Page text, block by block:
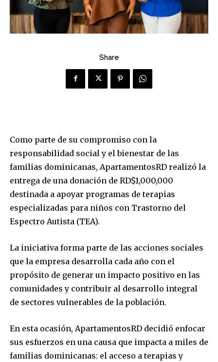
Share
Como parte de su compromiso con la
responsabilidad social y el bienestar de las
familias dominicanas, ApartamentosRD realizó la
entrega de una donación de RD$1,000,000
destinada a apoyar programas de terapias
especializadas para niños con Trastorno del
Espectro Autista (TEA).
La iniciativa forma parte de las acciones sociales
que la empresa desarrolla cada año con el
propósito de generar un impacto positivo en las
comunidades y contribuir al desarrollo integral
de sectores vulnerables de la población.
En esta ocasión, ApartamentosRD decidió enfocar
sus esfuerzos en una causa que impacta a miles de
familias dominicanas: el acceso a terapias y